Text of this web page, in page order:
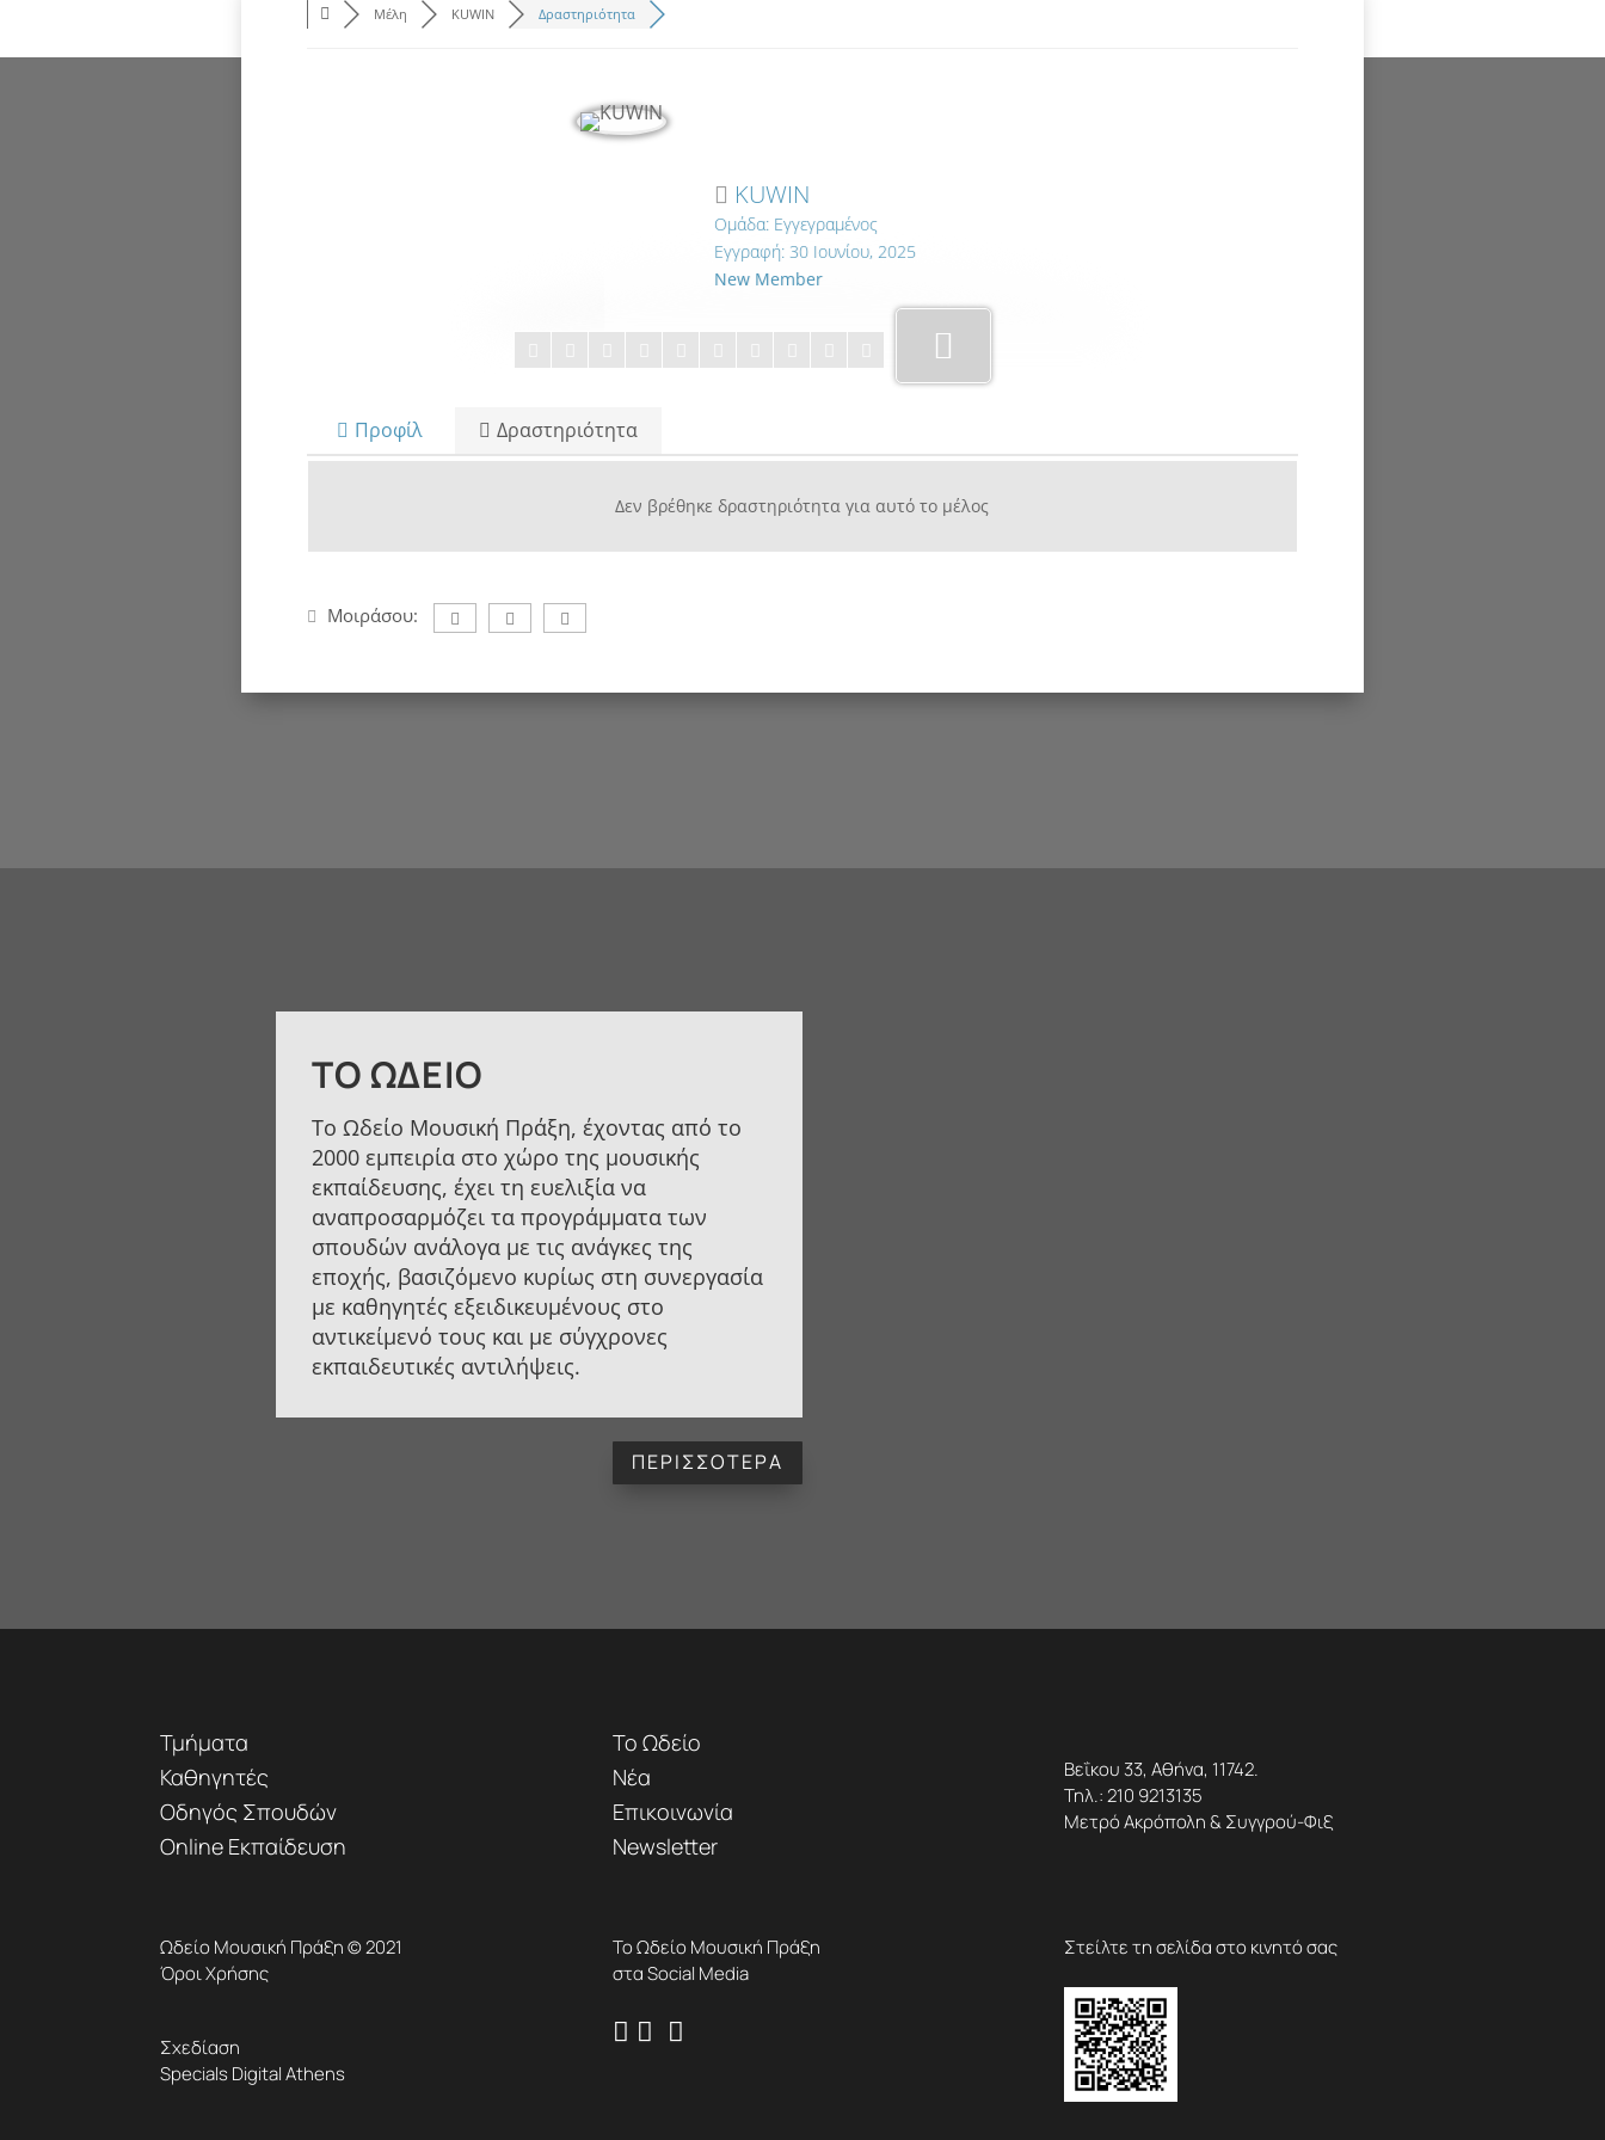
Μέλη KUWIN Δραστηριότητα
KUWIN
Ομάδα: Εγγεγραμένος
Εγγραφή: 30 Ιουνίου, 2025
New Member
Προφίλ Δραστηριότητα
Δεν βρέθηκε δραστηριότητα για αυτό το μέλος
Μοιράσου:
ΤΟ ΩΔΕΊΟ
Το Ωδείο Μουσική Πράξη, έχοντας από το
2000 εμπειρία στο χώρο της μουσικής
εκπαίδευσης, έχει τη ευελιξία να
αναπροσαρμόζει τα προγράμματα των
σπουδών ανάλογα με τις ανάγκες της
εποχής, βασιζόμενο κυρίως στη συνεργασία
με καθηγητές εξειδικευμένους στο
αντικείμενό τους και με σύγχρονες
εκπαιδευτικές αντιλήψεις.
ΠΕΡΙΣΣΟΤΕΡΑ
Τμήματα
Καθηγητές
Οδηγός Σπουδών
Online Εκπαίδευση
Το Ωδείο
Νέα
Επικοινωνία
Newsletter
Βεΐκου 33, Αθήνα, 11742.
Τηλ.:210 9213135
Μετρό Ακρόπολη & Συγγρού-Φιξ
Ωδείο Μουσική Πράξη © 2021
Όροι Χρήσης
Σχεδίαση
Specials Digital Athens
Το Ωδείο Μουσική Πράξη
στα Social Media
  
Στείλτε τη σελίδα στο κινητό σας